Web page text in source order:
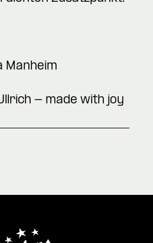
Manheim
- made with joy